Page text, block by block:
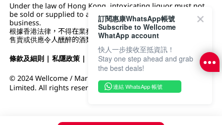
Under the law of Hong Kong, intoxicating liquor must not
be sold or supplied to a minor (under 18) in the course of
business.
根據香港法律，不得在業務過程中，向未成年人 (18 歲以下人士)
售賣或供應令人醺醉的酒類。
條款及細則 |私隱政策 | DFI零售集團
© 2024 Wellcome / Market Place. The Dairy Farm Company
Limited. All rights reserved.
訂閱惠康WhatsApp帳號
Subscribe to Wellcome
WhatApp account
快人一步接收至抵資訊！
Stay one step ahead and grab
the best deals!
連結 WhatsApp 帳號